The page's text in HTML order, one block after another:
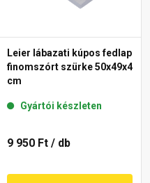
Leier lábazati kúpos fedlap
finomszórt szürke 50x49x4
cm
Gyártói készleten
9 950 Ft / db